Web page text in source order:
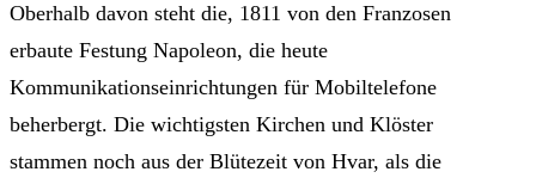
Oberhalb davon steht die, 1811 von den Franzosen
erbaute Festung Napoleon, die heute
Kommunikationseinrichtungen für Mobiltelefone
beherbergt. Die wichtigsten Kirchen und Klöster
stammen noch aus der Blütezeit von Hvar, als die